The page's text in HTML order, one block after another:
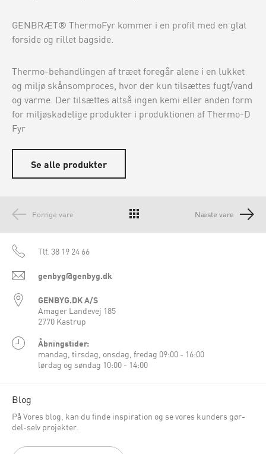
GENBRÆT® ThermoFyr kommer i en profil med en glat
forside og rillet bagside.
Thermo-behandlingen af træet foregår alene i en lukket
og miljø skånsomproces, hvor der kun tilsættes fugt/vand
og varme. Der tilsættes altså ingen kemi eller anden form
for miljøskadelige produkter i produktionen af Thermo-D
Fyr
Se alle produkter
Forrige vare Næste vare
Tlf. 38 19 24 66
genbyg@genbyg.dk
GENBYG.DK A/S
Amager Landevej 185
2770 Kastrup
Åbningstider:
mandag, tirsdag, onsdag, fredag 09:00 - 16:00
lørdag og søndag 10:00 - 14:00
Blog
På Vores blog, kan du finde inspiration og se vores kunders gør-
del-selv projekter.